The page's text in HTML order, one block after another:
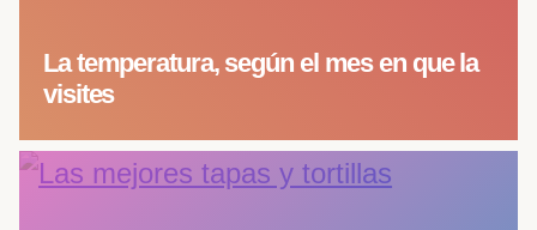
La temperatura, según el mes en que la
visites